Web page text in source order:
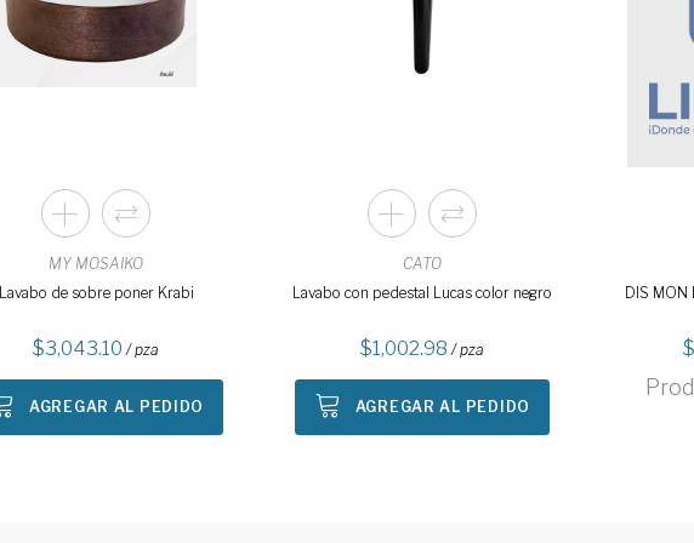
MY MOSAIKO
Lavabo de sobre poner Krabi
3,043.10 / pza
AGREGAR AL PEDIDO
CATO
Lavabo con pedestal Lucas color negro
1,002.98 / pza
AGREGAR AL PEDIDO
DIS